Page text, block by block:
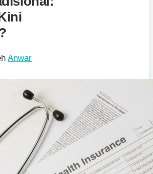
Anwar